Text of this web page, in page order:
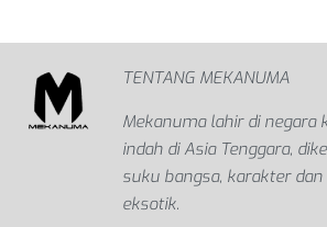
TENTANG MEKANUMA
Mekanuma lahir di negara
indah di Asia Tenggara,
suku bangsa, karakter
eksotik.